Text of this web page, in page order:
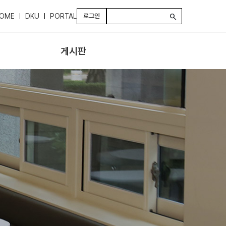
DKU PORTAL 로그인 search
게시판